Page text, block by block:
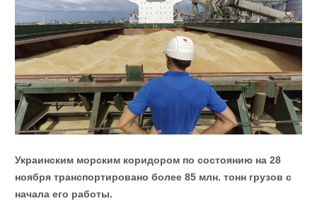
Украинским морским коридором по состоянию на 28
ноября транспортировано более 85 млн. тонн грузов с
начала его работы.